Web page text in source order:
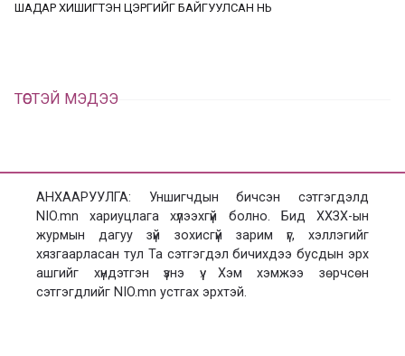
х
ШАДАР ХИШИГТЭН ЦЭРГИЙГ БАЙГУУЛСАН НЬ
ТӨСТЭЙ МЭДЭЭ
АНХААРУУЛГА: Уншигчдын бичсэн сэтгэгдэлд
NIO.mn хариуцлага хүлээхгүй болно. Бид ХХЗХ-ын
журмын дагуу зүй зохисгүй зарим үг, хэллэгийг
хязгаарласан тул Та сэтгэгдэл бичихдээ бусдын эрх
ашгийг хүндэтгэн үзнэ үү. Хэм хэмжээ зөрчсөн
сэтгэгдлийг NIO.mn устгах эрхтэй.